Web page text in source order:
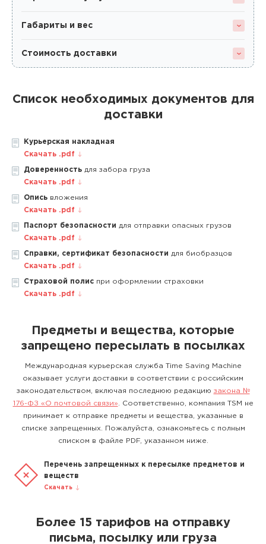
Габариты и вес
Стоимость доставки
Список необходимых документов для
доставки
Курьерская накладная
Скачать .pdf
Доверенность для забора груза
Скачать .pdf
Опись вложения
Скачать .pdf
Паспорт безопасности для отправки опасных грузов
Скачать .pdf
Справки, сертификат безопасности для биобразцов
Скачать .pdf
Страховой полис при оформлении страховки
Скачать .pdf
Предметы и вещества, которые
запрещено пересылать в посылках
Международная курьерская служба Time Saving Machine
оказывает услуги доставки в соответствии с российским
законодательством, включая последнюю редакцию закона №
176-ФЗ «О почтовой связи» . Соответственно, компания TSM не
принимает к отправке предметы и вещества, указанные в
списке запрещенных. Пожалуйста, ознакомьтесь с полным
списком в файле PDF, указанном ниже.
Перечень запрещенных к пересылке предметов и
веществ
Скачать
Более 15 тарифов на отправку
письма, посылку или груза